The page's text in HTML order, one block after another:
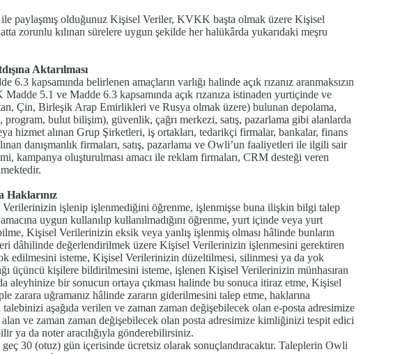
ile paylaşmış olduğunuz Kişisel Veriler, KVKK başta olmak üzere Kişisel
zorunlu kılınan sürelere uygun şekilde her halükârda yukarıdaki meşru
Aktarılması
kapsamında belirlenen amaçların varlığı halinde açık rızanız aranmaksızın
5.1 ve Madde 6.3 kapsamında açık rızanıza istinaden yurtiçinde ve
Çin, Birleşik Arap Emirlikleri ve Rusya olmak üzere) bulunan depolama,
bulut bilişim), güvenlik, çağrı merkezi, satış, pazarlama gibi alanlarda
hizmet alınan Grup Şirketleri, iş ortakları, tedarikçi firmalar, bankalar, finans
danışmanlık firmaları, satış, pazarlama ve Owli’un faaliyetleri ile ilgili sair
kampanya oluşturulması amacı ile reklam firmaları, CRM desteği veren
Haklarınız
işlenip işlenmediğini öğrenme, işlenmişse buna ilişkin bilgi talep
uygun kullanılıp kullanılmadığını öğrenme, yurt içinde veya yurt
Kişisel Verilerinizin eksik veya yanlış işlenmiş olması hâlinde bunların
dâhilinde değerlendirilmek üzere Kişisel Verilerinizin işlenmesini gerektiren
edilmesini isteme, Kişisel Verilerinizin düzeltilmesi, silinmesi ya da yok
üçüncü kişilere bildirilmesini isteme, işlenen Kişisel Verilerinizin münhasıran
aleyhinize bir sonucun ortaya çıkması halinde bu sonuca itiraz etme, Kişisel
zarara uğramanız hâlinde zararın giderilmesini talep etme, haklarına
aşağıda verilen ve zaman zaman değişebilecek olan e-posta adresimize
ve zaman zaman değişebilecek olan posta adresimize kimliğinizi tespit edici
ya da noter aracılığıyla gönderebilirsiniz.
30 (otuz) gün içerisinde ücretsiz olarak sonuçlandıracaktır. Taleplerin Owli